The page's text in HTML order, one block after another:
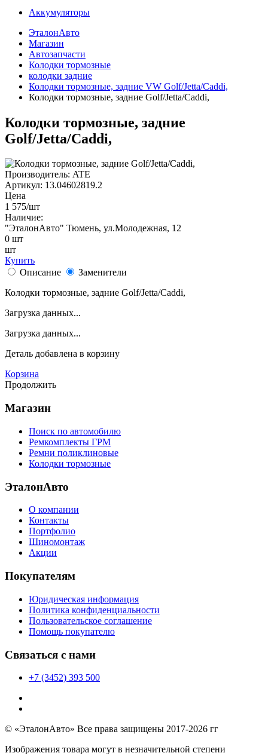
Аккумуляторы
ЭталонАвто
Магазин
Автозапчасти
Колодки тормозные
колодки задние
Колодки тормозные, задние VW Golf/Jetta/Caddi,
Колодки тормозные, задние Golf/Jetta/Caddi,
Колодки тормозные, задние
Golf/Jetta/Caddi,
Производитель: ATE
Артикул: 13.04602819.2
Цена
1 575/шт
Наличие:
"ЭталонАвто" Тюмень, ул.Молодежная, 12
0 шт
шт
Купить
Описание
Заменители
Колодки тормозные, задние Golf/Jetta/Caddi,
Загрузка данных...
Загрузка данных...
Деталь добавлена в корзину
Корзина
Продолжить
Магазин
Поиск по автомобилю
Ремкомплекты ГРМ
Ремни поликлиновые
Колодки тормозные
ЭталонАвто
О компании
Контакты
Портфолио
Шиномонтаж
Акции
Покупателям
Юридическая информация
Политика конфиденциальности
Пользовательское соглашение
Помощь покупателю
Связаться с нами
+7 (3452) 393 500
© «ЭталонАвто» Все права защищены 2017-2026 гг
Изображения товара могут в незначительной степени